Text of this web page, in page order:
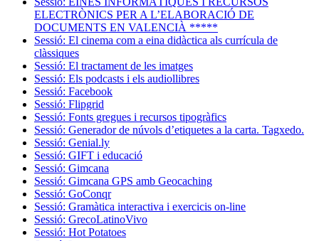
ELECTRÒNICS PER A L’ELABORACIÓ DE
DOCUMENTS EN VALENCIÀ *****
Sessió: El cinema com a eina didàctica als currícula de
clàssiques
Sessió: El tractament de les imatges
Sessió: Els podcasts i els audiollibres
Sessió: Facebook
Sessió: Flipgrid
Sessió: Fonts gregues i recursos tipogràfics
Sessió: Generador de núvols d’etiquetes a la carta. Tagxedo.
Sessió: Genial.ly
Sessió: GIFT i educació
Sessió: Gimcana
Sessió: Gimcana GPS amb Geocaching
Sessió: GoConqr
Sessió: Gramàtica interactiva i exercicis on-line
Sessió: GrecoLatinoVivo
Sessió: Hot Potatoes